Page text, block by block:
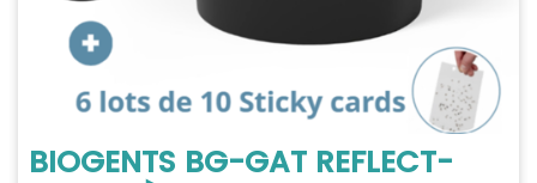
BIOGENTS BG-GAT REFLECT-